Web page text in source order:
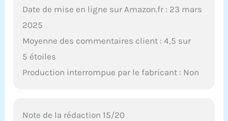
Date de mise en ligne sur Amazon.fr : 23 mars
2025
Moyenne des commentaires client : 4,5 sur
5 étoiles
Production interrompue par le fabricant : Non
Note de la rédaction 15/20